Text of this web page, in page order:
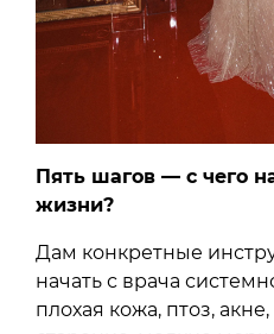
Пять шагов — с чего
жизни?
Дам конкретные
начать с врача
плохая кожа, птоз,